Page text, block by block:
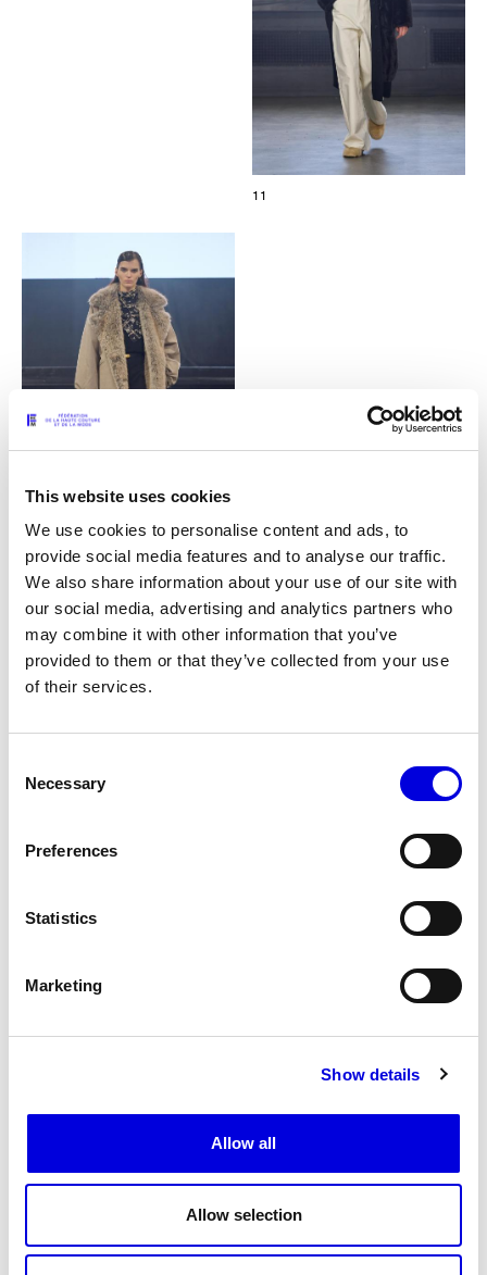
This website uses cookies
We use cookies to personalise content and ads, to
provide social media features and to analyse our traffic.
We also share information about your use of our site with
our social media, advertising and analytics partners who
may combine it with other information that you’ve
provided to them or that they’ve collected from your use
of their services.
Selection
Necessary
Preferences
Statistics
Marketing
Show details
Allow all
Allow selection
11
12